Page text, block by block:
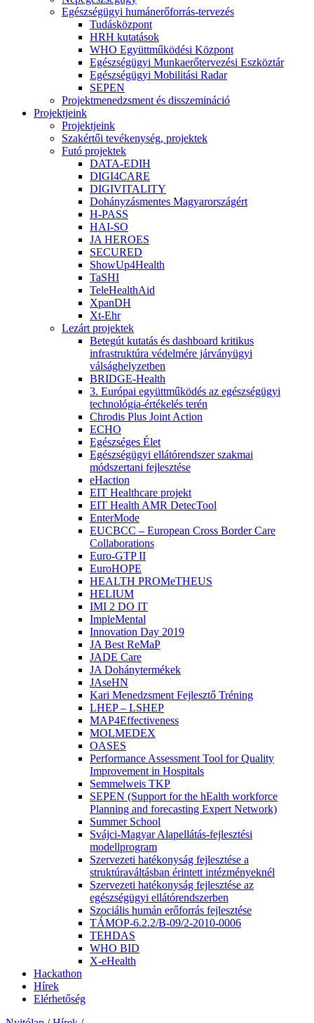
Egészségügyi humánerőforrás-tervezés
Tudásközpont
HRH kutatások
WHO Együttműködési Központ
Egészségügyi Munkaerőtervezési Eszköztár
Egészségügyi Mobilitási Radar
SEPEN
Projektmenedzsment és disszemináció
Projektjeink
Projektjeink
Szakértői tevékenység, projektek
Futó projektek
DATA-EDIH
DIGI4CARE
DIGIVITALITY
Dohányzásmentes Magyarországért
H-PASS
HAI-SO
JA HEROES
SECURED
ShowUp4Health
TaSHI
TeleHealthAid
XpanDH
Xt-Ehr
Lezárt projektek
Betegút kutatás és dashboard kritikus
infrastruktúra védelmére járványügyi
válsághelyzetben
BRIDGE-Health
3. Európai együttműködés az egészségügyi
technológia-értékelés terén
Chrodis Plus Joint Action
ECHO
Egészséges Élet
Egészségügyi ellátórendszer szakmai
módszertani fejlesztése
eHaction
EIT Healthcare projekt
EIT Health AMR DetecTool
EnterMode
EUCBCC – European Cross Border Care
Collaborations
Euro-GTP II
EuroHOPE
HEALTH PROMeTHEUS
HELIUM
IMI 2 DO IT
ImpleMental
Innovation Day 2019
JA Best ReMaP
JADE Care
JA Dohánytermékek
JAseHN
Kari Menedzsment Fejlesztő Tréning
LHEP – LSHEP
MAP4Effectiveness
MOLMEDEX
OASES
Performance Assessment Tool for Quality
Improvement in Hospitals
Semmelweis TKP
SEPEN (Support for the hEalth workforce
Planning and forecasting Expert Network)
Summer School
Svájci-Magyar Alapellátás-fejlesztési
modellprogram
Szervezeti hatékonyság fejlesztése a
struktúraváltásban érintett intézményeknél
Szervezeti hatékonyság fejlesztése az
egészségügyi ellátórendszerben
Szociális humán erőforrás fejlesztése
TÁMOP-6.2.2/B-09/2-2010-0006
TEHDAS
WHO BID
X-eHealth
Hackathon
Hírek
Elérhetőség